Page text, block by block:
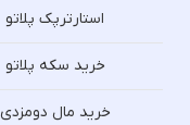
استارترپک پلاتو
خرید سکه پلاتو
خرید مال دومزدی